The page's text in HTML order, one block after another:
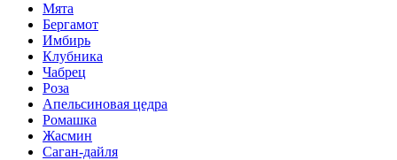
Мята
Бергамот
Имбирь
Клубника
Чабрец
Роза
Апельсиновая цедра
Ромашка
Жасмин
Саган-дайля